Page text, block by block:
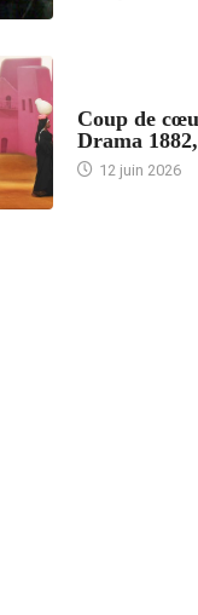
Coup de
Drama
12 juin 2026